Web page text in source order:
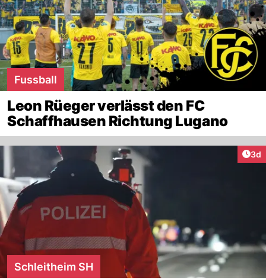
Fussball
Leon Rüeger verlässt den FC
Schaffhausen Richtung Lugano
3d
Schleitheim SH